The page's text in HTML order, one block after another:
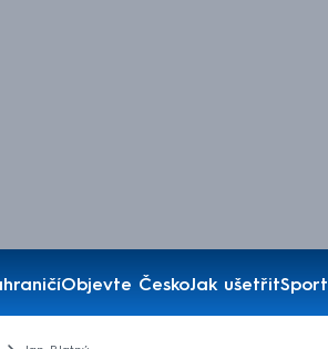
Objevte ČeskoJak ušetřitSport